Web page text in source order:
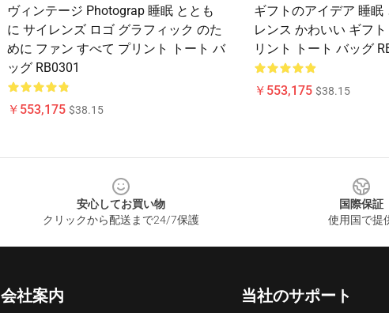
ヴィンテージ Photograp 睡眠 ととも
に サイレンズ ロゴ グラフィック のた
めに ファン すべて プリント トート バ
ッグ RB0301
￥553,175 $38.15
ギフトのアイデア 睡眠
レンス かわいい ギフ
リント トート バッグ
￥553,175 $38.15
安心してお買い物
クリックから配送まで24/7保護
国際保証
使用国で提
会社案内 当社のサポート